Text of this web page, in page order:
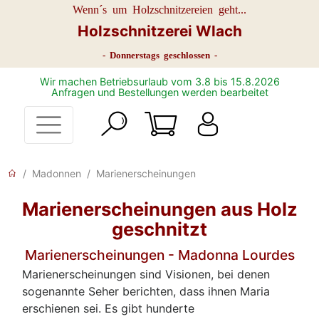
Wenn´s um Holzschnitzereien geht...
Holzschnitzerei Wlach
- Donnerstags geschlossen -
Wir machen Betriebsurlaub vom 3.8 bis 15.8.2026
Anfragen und Bestellungen werden bearbeitet
Madonnen Marienerscheinungen
Marienerscheinungen aus Holz
geschnitzt
Marienerscheinungen - Madonna Lourdes
Marienerscheinungen sind Visionen, bei denen
sogenannte Seher berichten, dass ihnen Maria
erschienen sei. Es gibt hunderte